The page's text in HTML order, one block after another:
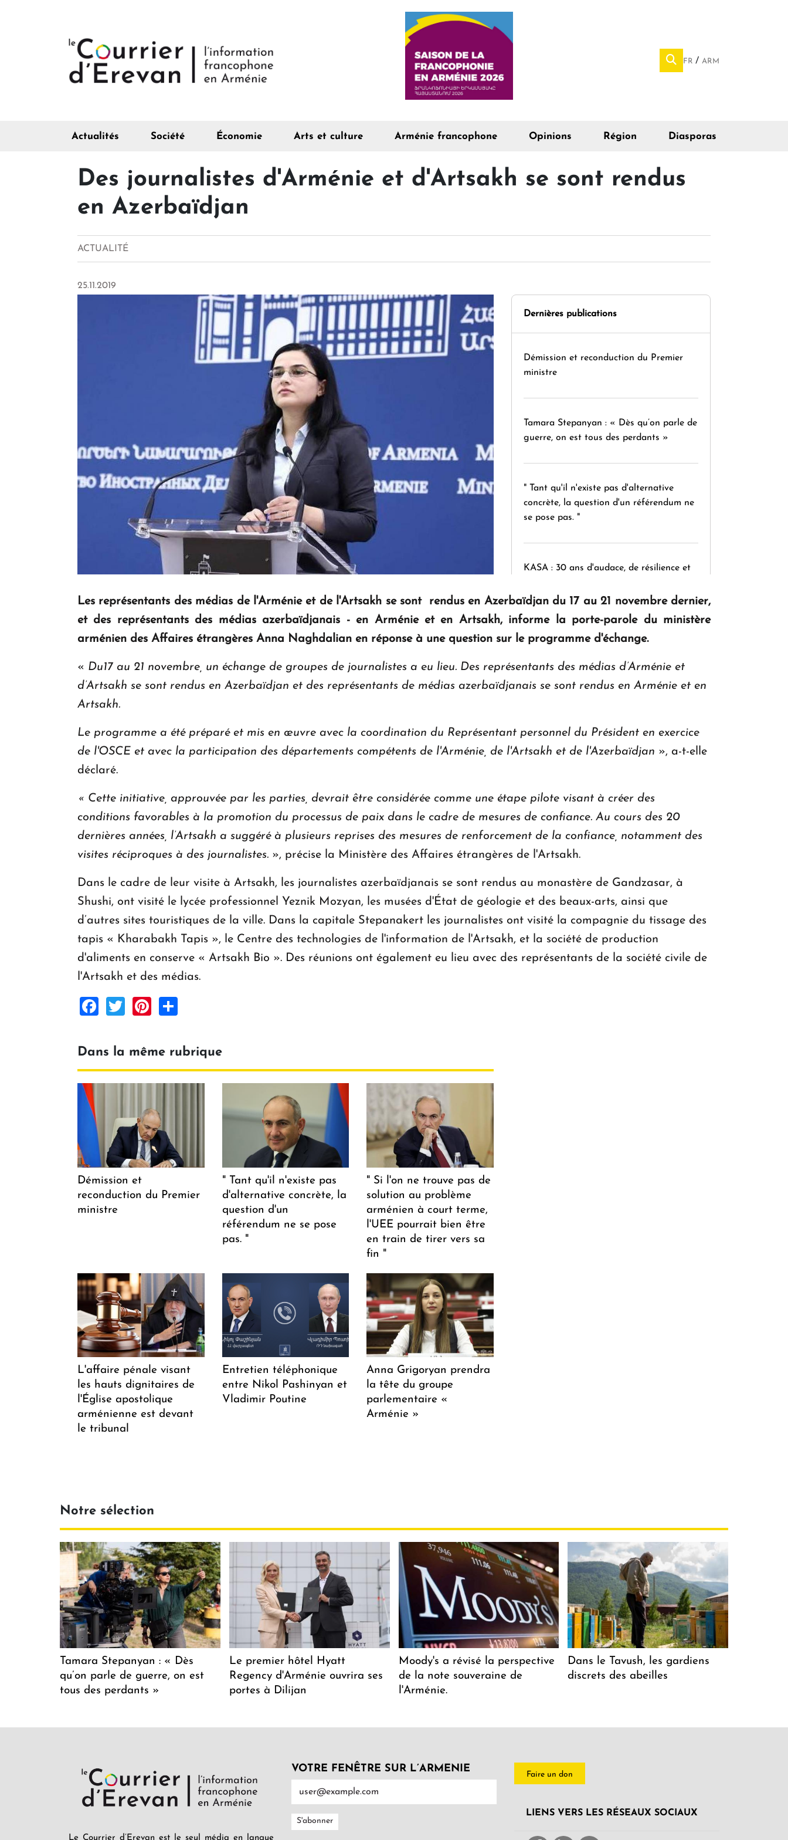
FR ARM
Actualités Société Économie Arts et culture Arménie francophone Opinions Région Diasporas
Des journalistes d'Arménie et d'Artsakh se sont rendus
en Azerbaïdjan
ACTUALITÉ
25.11.2019
Dernières publications
Démission et reconduction du Premier
ministre
Tamara Stepanyan : « Dès qu’on parle de
guerre, on est tous des perdants »
" Tant qu'il n'existe pas d'alternative
concrète, la question d'un référendum ne
se pose pas. "
KASA : 30 ans d'audace, de résilience et
Le premier hôtel Hyatt Regency
Les représentants des médias de l'Arménie et de l'Artsakh se sont rendus en Azerbaïdjan du 17 au 21 novembre dernier,
et des représentants des médias azerbaïdjanais - en Arménie et en Artsakh, informe la porte-parole du ministère
arménien des Affaires étrangères Anna Naghdalian en réponse à une question sur le programme d'échange.
« Du17 au 21 novembre, un échange de groupes de journalistes a eu lieu. Des représentants des médias d’Arménie et
d’Artsakh se sont rendus en Azerbaïdjan et des représentants de médias azerbaïdjanais se sont rendus en Arménie et en
Artsakh.
Le programme a été préparé et mis en œuvre avec la coordination du Représentant personnel du Président en exercice
de l'OSCE et avec la participation des départements compétents de l'Arménie, de l'Artsakh et de l'Azerbaïdjan », a-t-elle
déclaré.
« Cette initiative, approuvée par les parties, devrait être considérée comme une étape pilote visant à créer des
conditions favorables à la promotion du processus de paix dans le cadre de mesures de confiance. Au cours des 20
dernières années, l’Artsakh a suggéré à plusieurs reprises des mesures de renforcement de la confiance, notamment des
visites réciproques à des journalistes. », précise la Ministère des Affaires étrangères de l'Artsakh.
Dans le cadre de leur visite à Artsakh, les journalistes azerbaïdjanais se sont rendus au monastère de Gandzasar, à
Shushi, ont visité le lycée professionnel Yeznik Mozyan, les musées d'État de géologie et des beaux-arts, ainsi que
d’autres sites touristiques de la ville. Dans la capitale Stepanakert les journalistes ont visité la compagnie du tissage des
tapis « Kharabakh Tapis », le Centre des technologies de l'information de l'Artsakh, et la société de production
d'aliments en conserve « Artsakh Bio ». Des réunions ont également eu lieu avec des représentants de la société civile de
l'Artsakh et des médias.
Facebook
TwitterPinterest
Dans la même rubrique
Démission et
reconduction du Premier
ministre
" Tant qu'il n'existe pas
d'alternative concrète, la
question d'un
référendum ne se pose
pas. "
" Si l'on ne trouve pas de
solution au problème
arménien à court terme,
l'UEE pourrait bien être
en train de tirer vers sa
fin "
L'affaire pénale visant
les hauts dignitaires de
l'Église apostolique
arménienne est devant
le tribunal
Entretien téléphonique
entre Nikol Pashinyan et
Vladimir Poutine
Anna Grigoryan prendra
la tête du groupe
parlementaire «
Arménie »
Notre sélection
Tamara Stepanyan : « Dès
qu’on parle de guerre, on est
tous des perdants »
Le premier hôtel Hyatt
Regency d'Arménie ouvrira ses
portes à Dilijan
Moody's a révisé la perspective
de la note souveraine de
l'Arménie.
Dans le Tavush, les gardiens
discrets des abeilles
Le Courrier d’Erevan est le seul média en langue
VOTRE FENÊTRE SUR L’ARMENIE
Faire un don
LIENS VERS LES RÉSEAUX SOCIAUX